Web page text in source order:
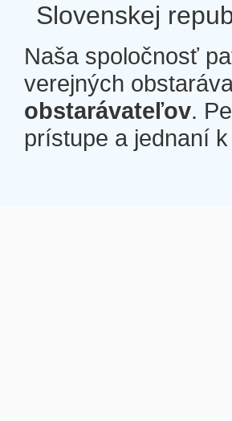
Slovenskej
Naša spoločnosť
verejných
obstarávateľov.
prístupe a jednaní